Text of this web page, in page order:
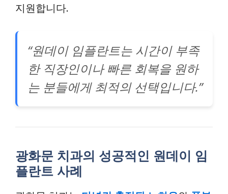
지원합니다.
“원데이 임플란트는 시간이 부족
한 직장인이나 빠른 회복을 원하
는 분들에게 최적의 선택입니다.”
광화문 치과의 성공적인 원데이 임
플란트 사례